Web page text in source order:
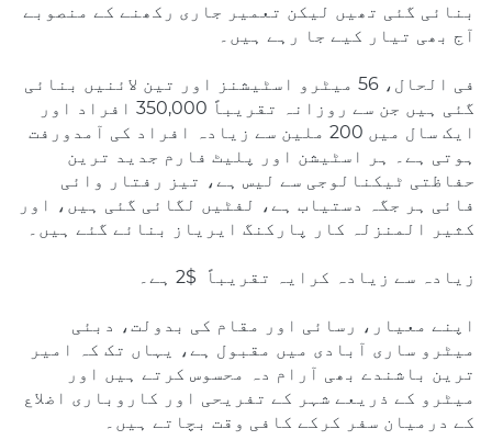
بنائی گئی تھیں لیکن تعمیر جاری رکھنے کے منصوبے
آج بھی تیار کیے جا رہے ہیں۔
فی الحال، 56 میٹرو اسٹیشنز اور تین لائنیں بنائی
گئی ہیں جن سے روزانہ تقریباً 350,000 افراد اور
ایک سال میں 200 ملین سے زیادہ افراد کی آمدورفت
ہوتی ہے۔ ہر اسٹیشن اور پلیٹ فارم جدید ترین
حفاظتی ٹیکنالوجی سے لیس ہے، تیز رفتار وائی
فائی ہر جگہ دستیاب ہے، لفٹیں لگائی گئی ہیں، اور
کثیر المنزلہ کار پارکنگ ایریاز بنائے گئے ہیں۔
زیادہ سے زیادہ کرایہ تقریباً $2 ہے۔
اپنے معیار، رسائی اور مقام کی بدولت، دبئی
میٹرو ساری آبادی میں مقبول ہے، یہاں تک کہ امیر
ترین باشندے بھی آرام دہ محسوس کرتے ہیں اور
میٹرو کے ذریعے شہر کے تفریحی اور کاروباری اضلاع
کے درمیان سفر کرکے کافی وقت بچاتے ہیں۔